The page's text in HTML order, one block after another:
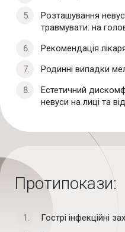
Розташування
травмувати: на
Рекомендація
Родинні випадки
Естетичний
невуси на лиці та
Протипокази:
Гострі інфекційні